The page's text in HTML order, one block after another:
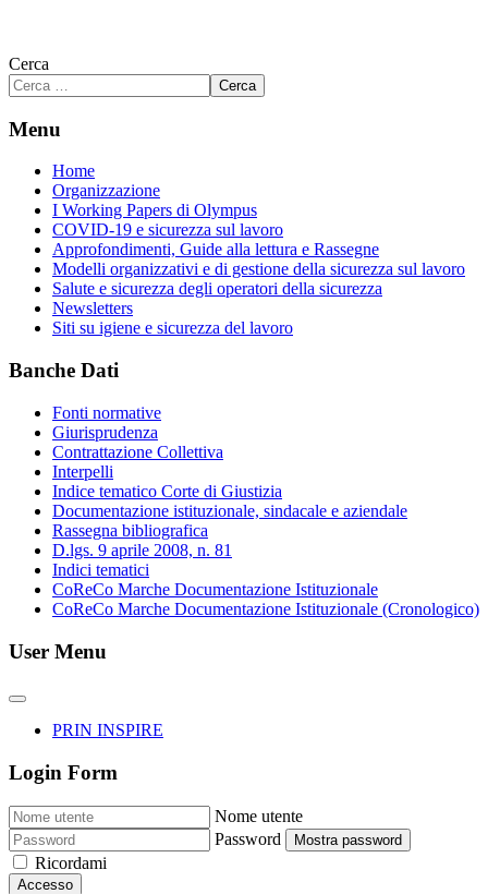
Cerca
Cerca
Menu
Home
Organizzazione
I Working Papers di Olympus
COVID-19 e sicurezza sul lavoro
Approfondimenti, Guide alla lettura e Rassegne
Modelli organizzativi e di gestione della sicurezza sul lavoro
Salute e sicurezza degli operatori della sicurezza
Newsletters
Siti su igiene e sicurezza del lavoro
Banche Dati
Fonti normative
Giurisprudenza
Contrattazione Collettiva
Interpelli
Indice tematico Corte di Giustizia
Documentazione istituzionale, sindacale e aziendale
Rassegna bibliografica
D.lgs. 9 aprile 2008, n. 81
Indici tematici
CoReCo Marche Documentazione Istituzionale
CoReCo Marche Documentazione Istituzionale (Cronologico)
User Menu
PRIN INSPIRE
Login Form
Nome utente
Password
Mostra password
Ricordami
Accesso